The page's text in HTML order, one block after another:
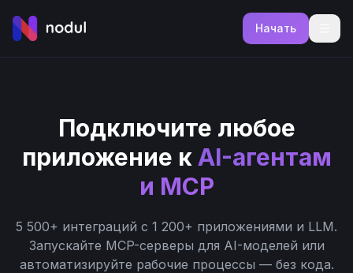
Начать
Подключите любое
приложение к AI-агентам
и MCP
5 500+ интеграций с 1 200+ приложениями и LLM.
Запускайте MCP-серверы для AI-моделей или
автоматизируйте рабочие процессы — без кода.